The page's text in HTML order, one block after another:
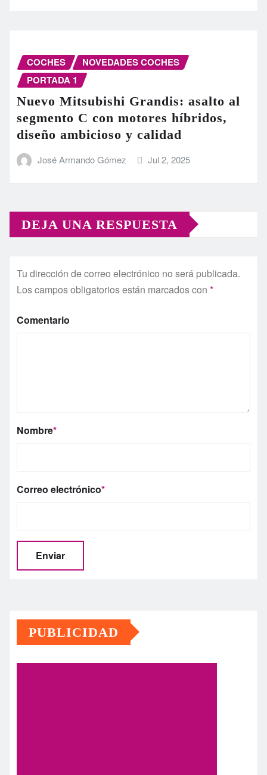
COCHES
NOVEDADES COCHES
PORTADA 1
Nuevo Mitsubishi Grandis: asalto al
segmento C con motores híbridos,
diseño ambicioso y calidad
José Armando Gómez Jul 2, 2025
DEJA UNA RESPUESTA
Tu dirección de correo electrónico no será publicada.
Los campos obligatorios están marcados con *
Comentario
Nombre*
Correo electrónico*
PUBLICIDAD